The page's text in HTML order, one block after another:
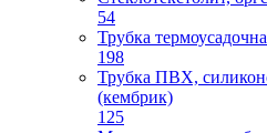
54
Трубка
198
Трубка ПВХ,
(кембрик)
125